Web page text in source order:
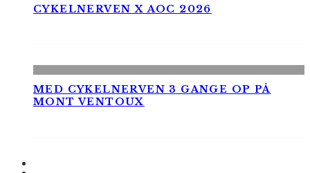
CYKELNERVEN X AOC 2026
MED CYKELNERVEN 3 GANGE OP PÅ
MONT VENTOUX